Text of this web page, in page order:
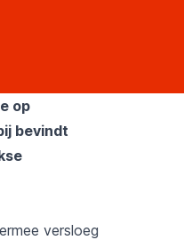
op
bevindt
versloeg